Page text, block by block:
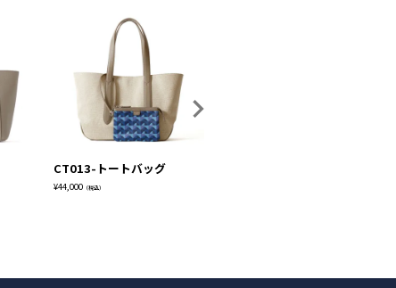
CT013-トートバッグ
¥44,000（税込）